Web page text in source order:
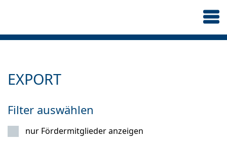
EXPORT
Filter auswählen
nur Fördermitglieder anzeigen